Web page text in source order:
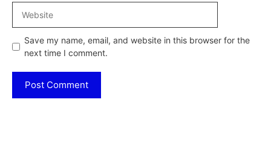
Save my name, email, and website in this browser for the
next time I comment.